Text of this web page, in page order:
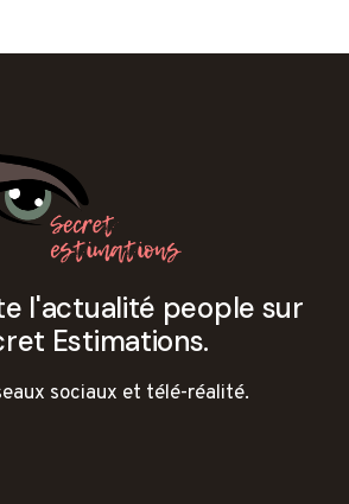
l'actualité people sur
Estimations.
sociaux et télé-réalité.